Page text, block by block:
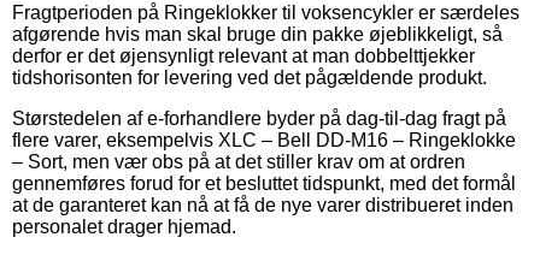
Fragtperioden på Ringeklokker til voksencykler er særdeles
afgørende hvis man skal bruge din pakke øjeblikkeligt, så
derfor er det øjensynligt relevant at man dobbelttjekker
tidshorisonten for levering ved det pågældende produkt.
Størstedelen af e-forhandlere byder på dag-til-dag fragt på
flere varer, eksempelvis XLC – Bell DD-M16 – Ringeklokke
– Sort, men vær obs på at det stiller krav om at ordren
gennemføres forud for et besluttet tidspunkt, med det formål
at de garanteret kan nå at få de nye varer distribueret inden
personalet drager hjemad.